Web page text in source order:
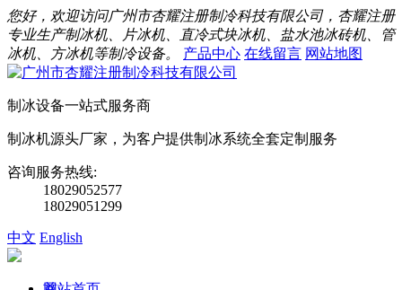
您好，欢迎访问广州市杏耀注册制冷科技有限公司，杏耀注册
专业生产制冰机、片冰机、直冷式块冰机、盐水池冰砖机、管
冰机、方冰机等制冷设备。
产品中心 在线留言 网站地图
制冰设备一站式服务商
制冰机源头厂家，为客户提供制冰系统全套定制服务
咨询服务热线:
18029052577
18029051299
中文 English